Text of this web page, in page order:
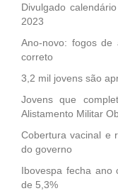
Divulgado
2023
Ano-novo: fogos de
correto
3,2 mil jovens são
Jovens que
Alistamento Militar
Cobertura vacinal e
do governo
Ibovespa fecha ano
de 5,3%